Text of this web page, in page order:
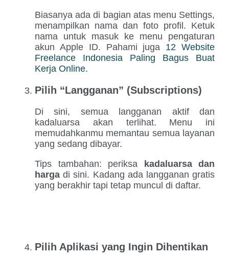
Biasanya ada di bagian atas menu Settings,
menampilkan nama dan foto profil. Ketuk
nama untuk masuk ke menu pengaturan
akun Apple ID. Pahami juga 12 Website
Freelance Indonesia Paling Bagus Buat
Kerja Online.
Pilih “Langganan” (Subscriptions)
Di sini, semua langganan aktif dan
kadaluarsa akan terlihat. Menu ini
memudahkanmu memantau semua layanan
yang sedang dibayar.
Tips tambahan: periksa
kadaluarsa dan
harga di sini. Kadang ada langganan gratis
yang berakhir tapi tetap muncul di daftar.
Pilih Aplikasi yang Ingin Dihentikan